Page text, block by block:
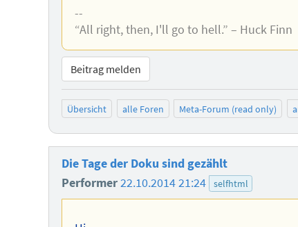
--
“All right, then, I'll go to hell.” – Huck Finn
Beitrag melden
Übersicht alle Foren Meta-Forum (read only)
Die Tage der Doku sind gezählt
Performer22.10.2014 21:24 selfhtml